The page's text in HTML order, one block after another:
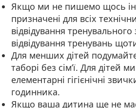
Якщо ми не пишемо щось
призначені для всіх
відвідування
відвідування тренувань
Для менших дітей
таборі без сім’ї. Для дітей
елементарні гігієнічні
годинника.
Якщо ваша дитина ще не має